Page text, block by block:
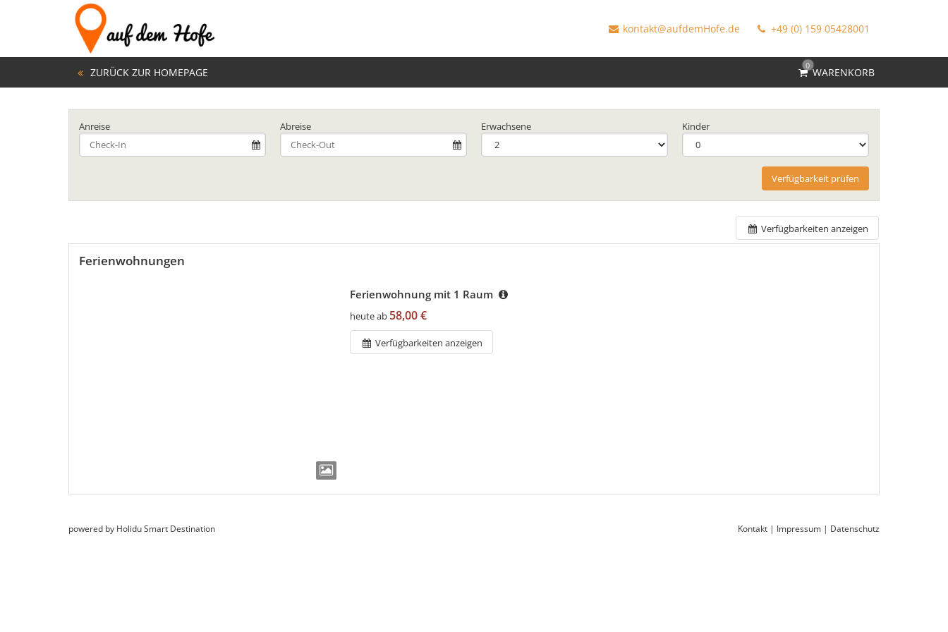
kontakt@aufdemHofe.de +49 (0) 159 05428001
0
WARENKORB
ZURÜCK ZUR HOMEPAGE
Anreise Abreise Erwachsene Kinder
Verfügbarkeit prüfen
Verfügbarkeiten anzeigen
Ferienwohnungen
Ferienwohnung mit 1 Raum
heute ab 58,00 €
Verfügbarkeiten anzeigen
Kontakt | Impressum | Datenschutz
powered by Holidu Smart Destination